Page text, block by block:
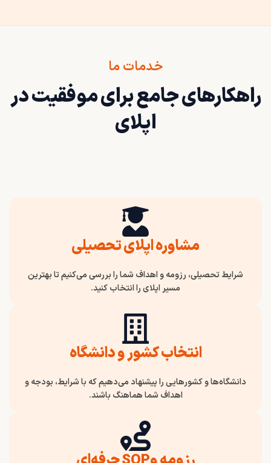
خدمات ما
راهکارهای جامع برای موفقیت در
اپلای
مشاوره اپلای تحصیلی
شرایط تحصیلی، رزومه و اهداف شما را بررسی می‌کنیم تا بهترین
مسیر اپلای را انتخاب کنید.
انتخاب کشور و دانشگاه
دانشگاه‌ها و کشورهایی را پیشنهاد می‌دهیم که با شرایط، بودجه و
اهداف شما هماهنگ باشند.